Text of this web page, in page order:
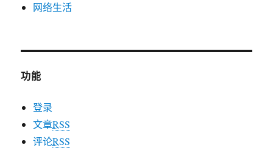
网络生活
功能
登录
文章RSS
评论RSS